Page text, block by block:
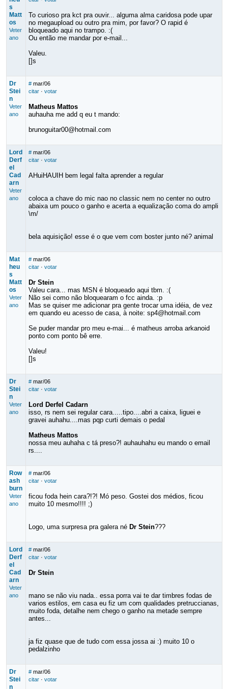
s
Matt
os
Veter
ano
To curioso pra kct pra ouvir... alguma alma caridosa pode upar
no megaupload ou outro pra mim, por favor? O rapid é
bloqueado aqui no trampo. :(
Ou então me mandar por e-mail...
Valeu.
[]s
Dr
Stei
n
Veter
ano
# mar/06
citar· votar
Matheus Mattos
auhauha me add q eu t mando:
brunoguitar00@hotmail.com
Lord
Derf
el
Cad
arn
Veter
ano
# mar/06
citar· votar
AHuiHAUIH bem legal falta aprender a regular
coloca a chave do mic nao no classic nem no center no outro
abaixa um pouco o ganho e acerta a equalização coma do ampli
\m/
bela aquisição! esse é o que vem com boster junto né? animal
Mat
heu
s
Matt
os
Veter
ano
# mar/06
citar· votar
Dr Stein
Valeu cara... mas MSN é bloqueado aqui tbm. :(
Não sei como não bloquearam o fcc ainda. :p
Mas se quiser me adicionar pra gente trocar uma idéia, de vez
em quando eu acesso de casa, à noite: sp4@hotmail.com
Se puder mandar pro meu e-mai... é matheus arroba arkanoid
ponto com ponto bê erre.
Valeu!
[]s
Dr
Stei
n
Veter
ano
# mar/06
citar· votar
Lord Derfel Cadarn
isso, rs nem sei regular cara.....tipo....abri a caixa, liguei e
gravei auhahu....mas pqp curti demais o pedal
Matheus Mattos
nossa meu auhaha c tá preso?! auhauhahu eu mando o email
rs....
Row
ash
burn
Veter
ano
# mar/06
citar· votar
ficou foda hein cara?!?! Mó peso. Gostei dos médios, ficou
muito 10 mesmo!!!! ;)
Logo, uma surpresa pra galera né Dr Stein???
Lord
Derf
el
Cad
arn
Veter
ano
# mar/06
citar· votar
Dr Stein
mano se não viu nada.. essa porra vai te dar timbres fodas de
varios estilos, em casa eu fiz um com qualidades pretruccianas,
muito foda, detalhe nem chego o ganho na metade sempre
antes...
ja fiz quase que de tudo com essa jossa ai :) muito 10 o
pedalzinho
Dr
Stei
n
# mar/06
citar· votar